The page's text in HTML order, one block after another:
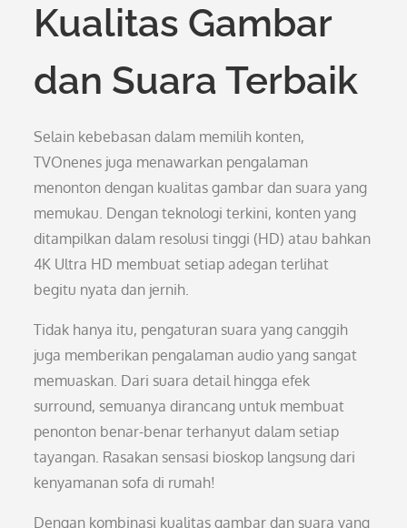
Kualitas Gambar
dan Suara Terbaik
Selain kebebasan dalam memilih konten,
TVOnenes juga menawarkan pengalaman
menonton dengan kualitas gambar dan suara yang
memukau. Dengan teknologi terkini, konten yang
ditampilkan dalam resolusi tinggi (HD) atau bahkan
4K Ultra HD membuat setiap adegan terlihat
begitu nyata dan jernih.
Tidak hanya itu, pengaturan suara yang canggih
juga memberikan pengalaman audio yang sangat
memuaskan. Dari suara detail hingga efek
surround, semuanya dirancang untuk membuat
penonton benar-benar terhanyut dalam setiap
tayangan. Rasakan sensasi bioskop langsung dari
kenyamanan sofa di rumah!
Dengan kombinasi kualitas gambar dan suara yang